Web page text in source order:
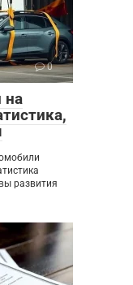
0
на
развития